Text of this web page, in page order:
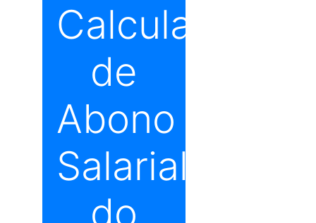
Calculadora
de
Abono
Salarial
do